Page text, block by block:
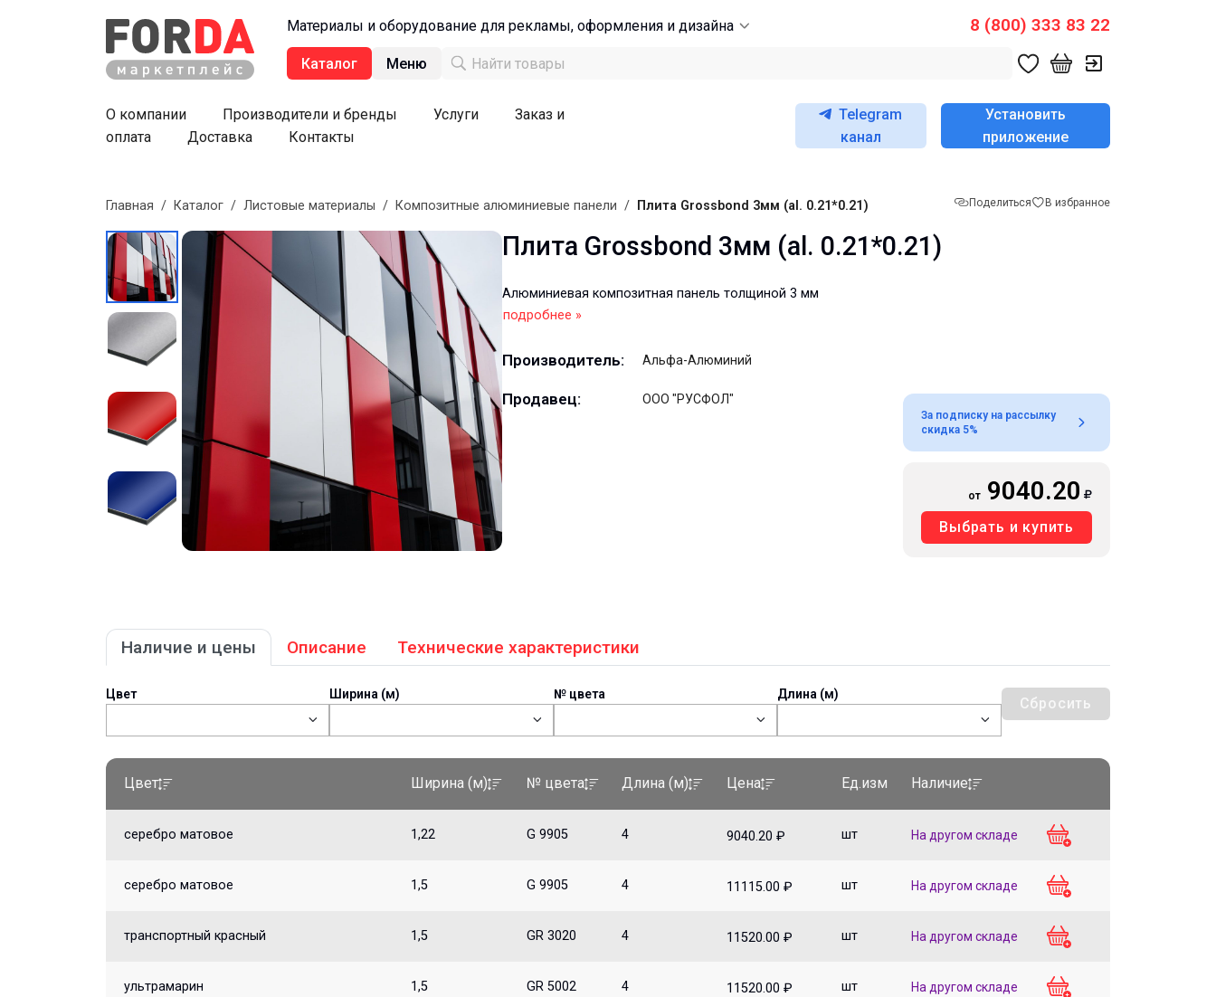
Материалы и оборудование для рекламы, оформления и дизайна 8 (800) 333 83 22
Каталог Меню
О компании Производители и бренды Услуги
Заказ и
оплата
Доставка Контакты
Telegram
канал
Установить
приложение
Поделиться В избранное
Главная / Каталог / Листовые материалы / Композитные алюминиевые панели / Плита Grossbond 3мм (al. 0.21*0.21)
Плита Grossbond 3мм (al. 0.21*0.21)
Алюминиевая композитная панель толщиной 3 мм
подробнее »
Производитель: Альфа-Алюминий
Продавец: ООО "РУСФОЛ"
За подписку на рассылку
скидка 5%
от 9040.20
Выбрать и купить
Наличие и цены Описание Технические характеристики
Цвет Ширина (м) № цвета Длина (м)
Сбросить
Цвет Ширина (м) № цвета Длина (м) Цена Ед.изм Наличие
серебро матовое 1,22 G 9905 4 9040.20 ₽ шт На другом складе
серебро матовое 1,5 G 9905 4 11115.00 ₽ шт На другом складе
транспортный красный 1,5 GR 3020 4 11520.00 ₽ шт На другом складе
ультрамарин 1,5 GR 5002 4 11520.00 ₽ шт На другом складе